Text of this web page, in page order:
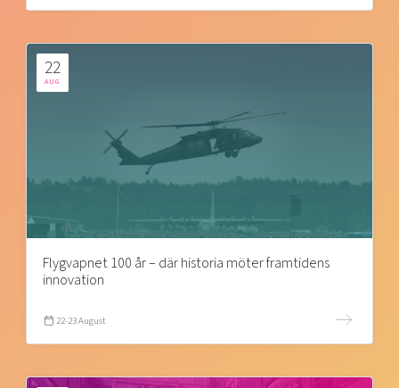
22
AUG
Flygvapnet 100 år – där historia möter framtidens
innovation
22-23 August